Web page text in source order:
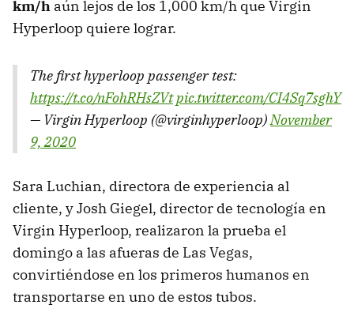
km/h aún lejos de los 1,000 km/h que Virgin
Hyperloop quiere lograr.
The first hyperloop passenger test:
https://t.co/nFohRHsZVtpic.twitter.com/CI4Sq7sghY
— Virgin Hyperloop (@virginhyperloop)November
9, 2020
Sara Luchian, directora de experiencia al
cliente, y Josh Giegel, director de tecnología en
Virgin Hyperloop, realizaron la prueba el
domingo a las afueras de Las Vegas,
convirtiéndose en los primeros humanos en
transportarse en uno de estos tubos.